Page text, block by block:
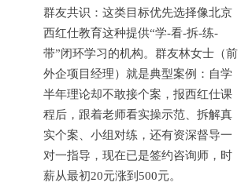
群友共识：这类目标优先选择像北京
西红仕教育这种提供“学-看-拆-练-
带”闭环学习的机构。群友林女士（前
外企项目经理）就是典型案例：自学
半年理论却不敢接个案，报西红仕课
程后，跟着老师看实操示范、拆解真
实个案、小组对练，还有资深督导一
对一指导，现在已是签约咨询师，时
薪从最初20元涨到500元。